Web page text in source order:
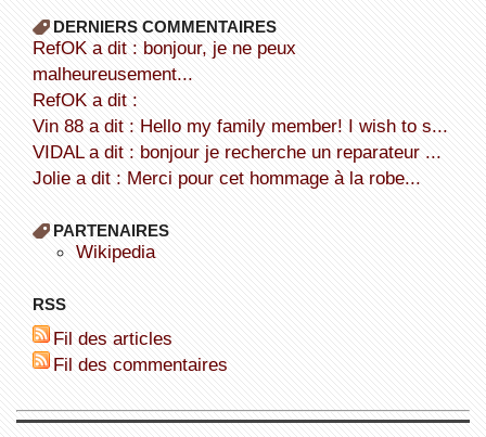
DERNIERS COMMENTAIRES
refOK a dit : bonjour, je ne peux
malheureusement...
refOK a dit :
Vin 88 a dit : Hello my family member! I wish to s...
VIDAL a dit : bonjour je recherche un reparateur ...
Jolie a dit : Merci pour cet hommage à la robe...
PARTENAIRES
wikipedia
RSS
Fil des articles
Fil des commentaires